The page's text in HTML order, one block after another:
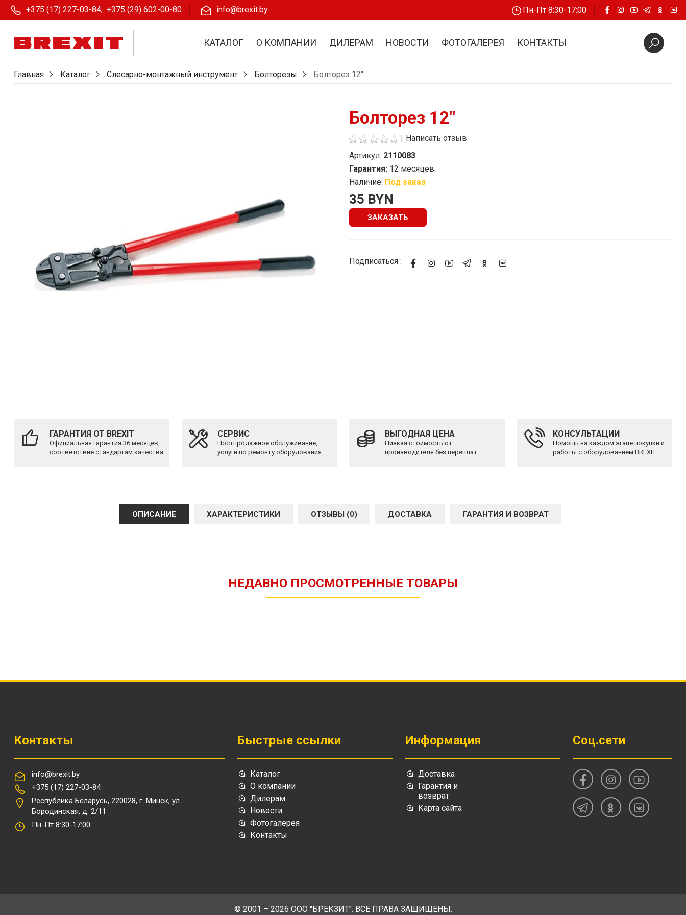
+375 (17) 227-03-84, +375 (29) 602-00-80 info@brexit.by Пн-Пт 8:30-17:00
КАТАЛОГ О КОМПАНИИ ДИЛЕРАМ НОВОСТИ ФОТОГАЛЕРЕЯ КОНТАКТЫ
Главная Каталог Слесарно-монтажный инструмент Болторезы Болторез 12"
Болторез 12"
| Написать отзыв
Артикул: 2110083
Гарантия: 12 месяцев
Наличие: Под заказ
Стоимость
35 BYN
ЗАКАЗАТЬ
Подписаться :
ГАРАНТИЯ ОТ BREXIT
Официальная гарантия 36 месяцев,
соответствие стандартам качества
СЕРВИС
Постпродажное обслуживание,
услуги по ремонту оборудования
ВЫГОДНАЯ ЦЕНА
Низкая стоимость от
производителя без переплат
КОНСУЛЬТАЦИИ
Помощь на каждом этапе покупки и
работы с оборудованием BREXIT
ОПИСАНИЕ ХАРАКТЕРИСТИКИ ОТЗЫВЫ (0) ДОСТАВКА ГАРАНТИЯ И ВОЗВРАТ
НЕДАВНО ПРОСМОТРЕННЫЕ ТОВАРЫ
Контакты
info@brexit.by
+375 (17) 227-03-84
Республика Беларусь, 220028, г. Минск, ул.
Бородинская, д. 2/11
Пн-Пт 8:30-17:00
Быстрые ссылки
Каталог
О компании
Дилерам
Новости
Фотогалерея
Контакты
Информация
Доставка
Гарантия и
возврат
Карта сайта
Соц.сети
© 2001 – 2026 ООО "БРЕКЗИТ". ВСЕ ПРАВА ЗАЩИЩЕНЫ.